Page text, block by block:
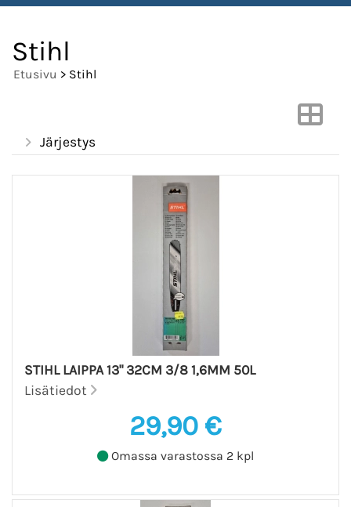
Stihl
Etusivu > Stihl
Järjestys
STIHL LAIPPA 13" 32CM 3/8 1,6MM 50L
Lisätiedot
29,90 €
Omassa varastossa 2 kpl